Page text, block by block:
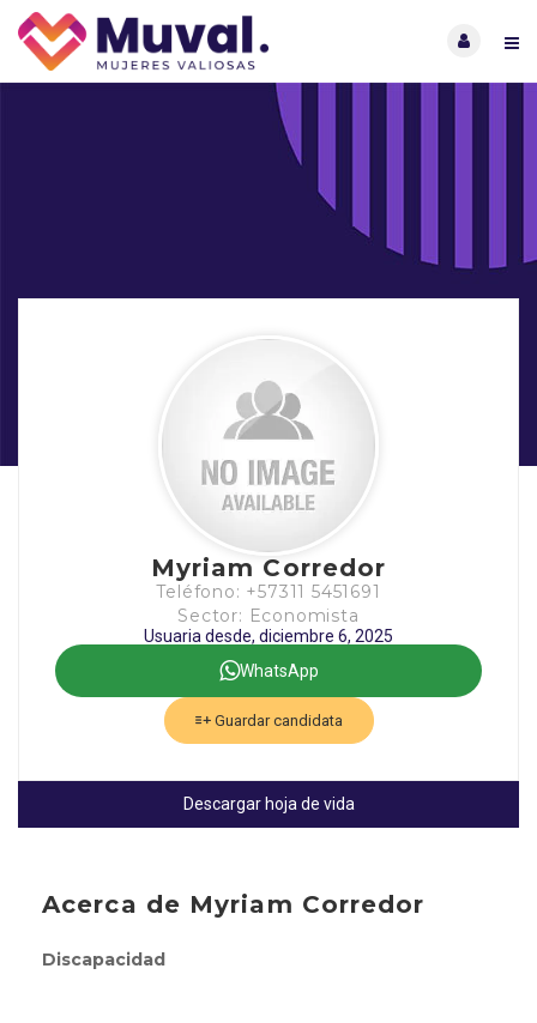
Myriam Corredor
Teléfono: +57311 5451691
Sector: Economista
Usuaria desde, diciembre 6, 2025
WhatsApp
Guardar candidata
Descargar hoja de vida
Acerca de Myriam Corredor
Discapacidad